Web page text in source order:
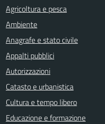
Agricoltura e pesca
Ambiente
Anagrafe e stato civile
Appalti pubblici
Autorizzazioni
Catasto e urbanistica
Cultura e tempo libero
Educazione e formazione